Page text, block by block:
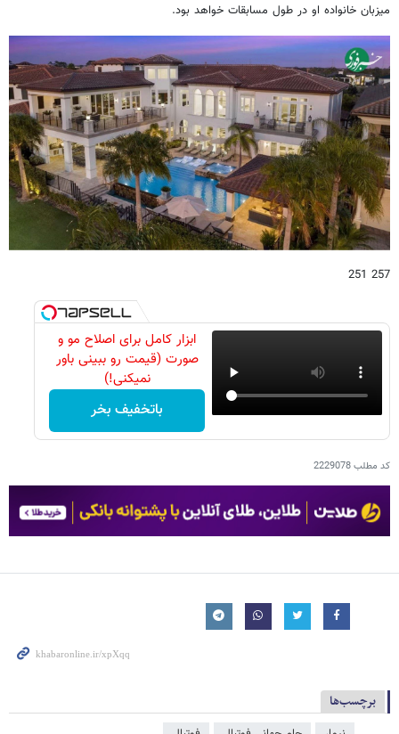
میزبان خانواده او در طول مسابقات خواهد بود.
257 251
ابزار کامل برای اصلاح مو و
صورت (قیمت رو ببینی باور
نمیکنی!)
باتخفیف بخر
کد مطلب2229078
برچسب‌ها